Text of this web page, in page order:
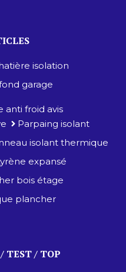
isolation
garage
anti froid avis
Parpaing isolant
isolant thermique
expansé
bois étage
plancher
TEST / TOP